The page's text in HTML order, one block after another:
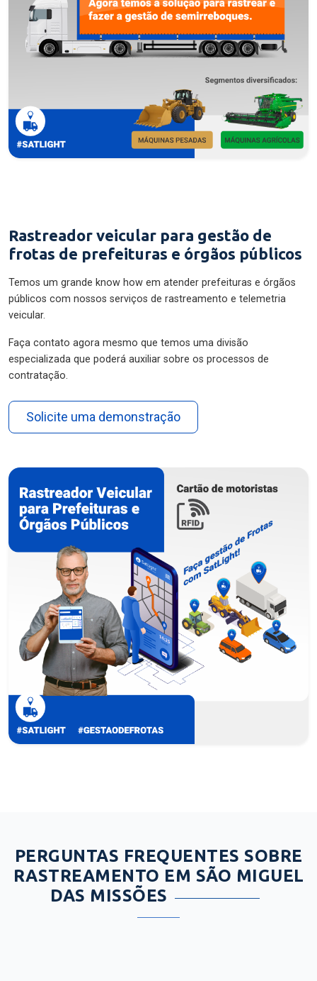
Rastreador veicular para gestão de
frotas de prefeituras e órgãos públicos
Temos um grande know how em atender prefeituras e órgãos
públicos com nossos serviços de rastreamento e telemetria
veicular.
Faça contato agora mesmo que temos uma divisão
especializada que poderá auxiliar sobre os processos de
contratação.
Solicite uma demonstração
PERGUNTAS FREQUENTES SOBRE
RASTREAMENTO EM SÃO MIGUEL
DAS MISSÕES